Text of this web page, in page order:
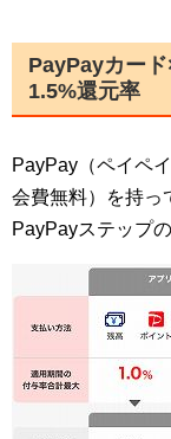
PayPayカー
1.5%還元率
PayPay（ペイペ
会費無料）を持っ
PayPayステップ